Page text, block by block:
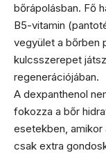
bőrápolásban. Fő
B5-vitamin
vegyület a bőrben
kulcsszerepet
regenerációjában.
A dexpanthenol
fokozza a bőr
esetekben, amikor
csak extra